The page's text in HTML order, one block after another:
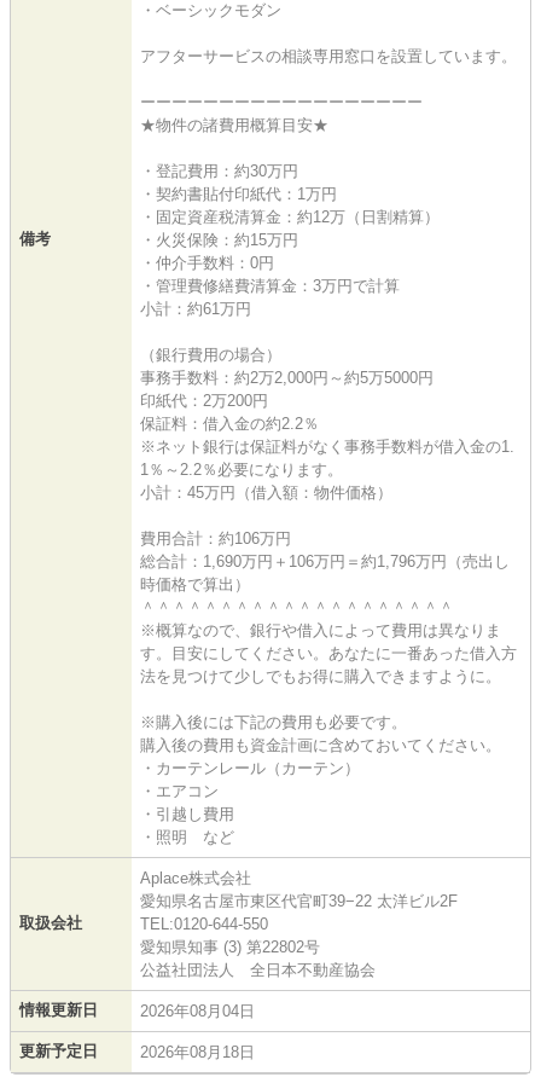
備考
・ベーシックモダン
アフターサービスの相談専用窓口を設置しています。
ーーーーーーーーーーーーーーーーーー
★物件の諸費用概算目安★
・登記費用：約30万円
・契約書貼付印紙代：1万円
・固定資産税清算金：約12万（日割精算）
・火災保険：約15万円
・仲介手数料：0円
・管理費修繕費清算金：3万円で計算
小計：約61万円
（銀行費用の場合）
事務手数料：約2万2,000円～約5万5000円
印紙代：2万200円
保証料：借入金の約2.2％
※ネット銀行は保証料がなく事務手数料が借入金の1.
1％～2.2％必要になります。
小計：45万円（借入額：物件価格）
費用合計：約106万円
総合計：1,690万円＋106万円＝約1,796万円（売出し
時価格で算出）
＾＾＾＾＾＾＾＾＾＾＾＾＾＾＾＾＾＾＾＾
※概算なので、銀行や借入によって費用は異なりま
す。目安にしてください。あなたに一番あった借入方
法を見つけて少しでもお得に購入できますように。
※購入後には下記の費用も必要です。
購入後の費用も資金計画に含めておいてください。
・カーテンレール（カーテン）
・エアコン
・引越し費用
・照明 など
取扱会社
Aplace株式会社
愛知県名古屋市東区代官町39−22 太洋ビル2F
TEL:0120-644-550
愛知県知事 (3) 第22802号
公益社団法人 全日本不動産協会
情報更新日 2026年08月04日
更新予定日 2026年08月18日